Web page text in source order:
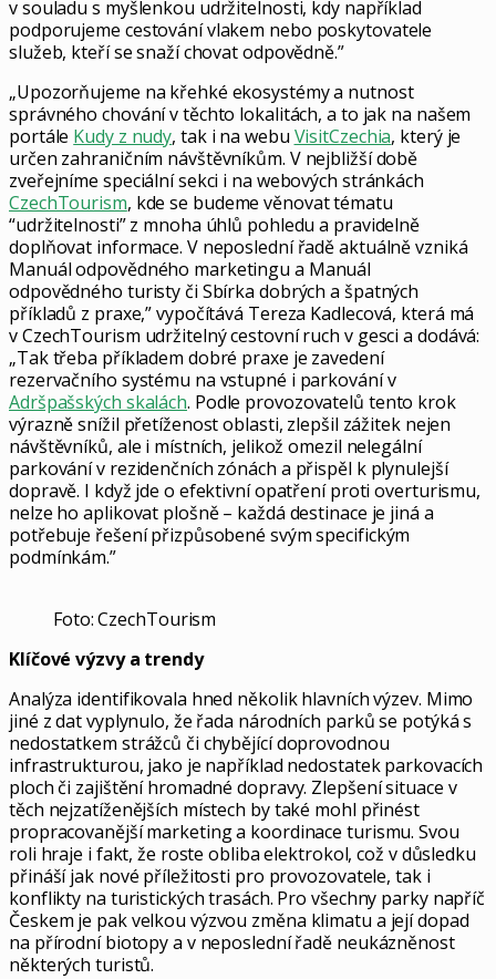
v souladu s myšlenkou udržitelnosti, kdy například
podporujeme cestování vlakem nebo poskytovatele
služeb, kteří se snaží chovat odpovědně.”
„Upozorňujeme na křehké ekosystémy a nutnost
správného chování v těchto lokalitách, a to jak na našem
portále Kudy z nudy, tak i na webu VisitCzechia, který je
určen zahraničním návštěvníkům. V nejbližší době
zveřejníme speciální sekci i na webových stránkách
CzechTourism, kde se budeme věnovat tématu
“udržitelnosti” z mnoha úhlů pohledu a pravidelně
doplňovat informace. V neposlední řadě aktuálně vzniká
Manuál odpovědného marketingu a Manuál
odpovědného turisty či Sbírka dobrých a špatných
příkladů z praxe,” vypočítává Tereza Kadlecová, která má
v CzechTourism udržitelný cestovní ruch v gesci a dodává:
„Tak třeba příkladem dobré praxe je zavedení
rezervačního systému na vstupné i parkování v
Adršpašských skalách. Podle provozovatelů tento krok
výrazně snížil přetíženost oblasti, zlepšil zážitek nejen
návštěvníků, ale i místních, jelikož omezil nelegální
parkování v rezidenčních zónách a přispěl k plynulejší
dopravě. I když jde o efektivní opatření proti overturismu,
nelze ho aplikovat plošně – každá destinace je jiná a
potřebuje řešení přizpůsobené svým specifickým
podmínkám.”
Foto: CzechTourism
Klíčové výzvy a trendy
Analýza identifikovala hned několik hlavních výzev. Mimo
jiné z dat vyplynulo, že řada národních parků se potýká s
nedostatkem strážců či chybějící doprovodnou
infrastrukturou, jako je například nedostatek parkovacích
ploch či zajištění hromadné dopravy. Zlepšení situace v
těch nejzatíženějších místech by také mohl přinést
propracovanější marketing a koordinace turismu. Svou
roli hraje i fakt, že roste obliba elektrokol, což v důsledku
přináší jak nové příležitosti pro provozovatele, tak i
konflikty na turistických trasách. Pro všechny parky napříč
Českem je pak velkou výzvou změna klimatu a její dopad
na přírodní biotopy a v neposlední řadě neukázněnost
některých turistů.